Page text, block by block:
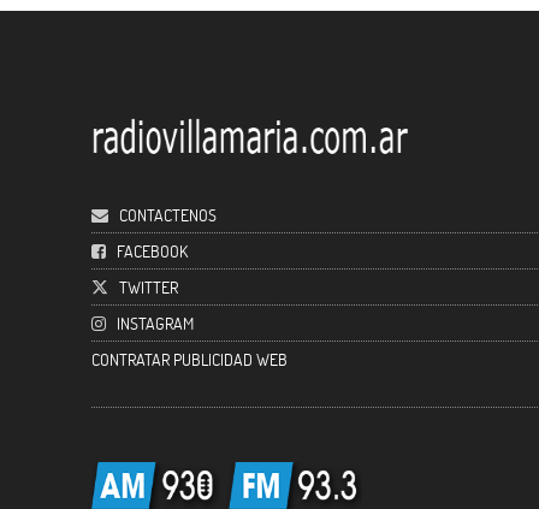
CONTACTENOS
FACEBOOK
TWITTER
INSTAGRAM
CONTRATAR PUBLICIDAD WEB